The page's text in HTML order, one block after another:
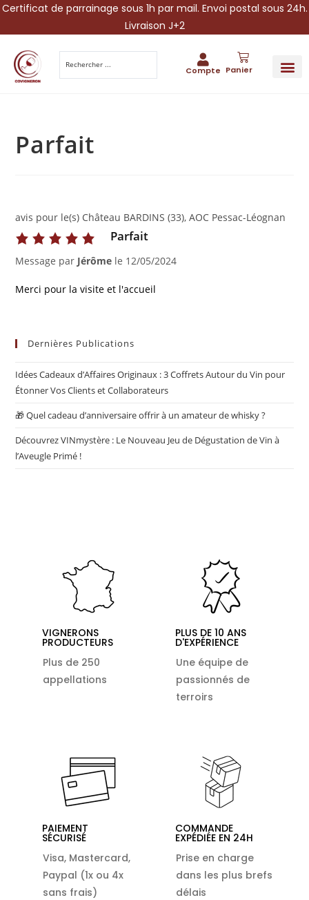
Certificat de parrainage sous 1h par mail. Envoi postal sous 24h.
Livraison J+2
Compte Panier
Parfait
avis pour le(s) Château BARDINS (33), AOC Pessac-Léognan
Parfait
Message par Jérôme le 12/05/2024
Merci pour la visite et l'accueil
Dernières Publications
Idées Cadeaux d’Affaires Originaux : 3 Coffrets Autour du Vin pour
Étonner Vos Clients et Collaborateurs
🎁 Quel cadeau d’anniversaire offrir à un amateur de whisky ?
Découvrez VINmystère : Le Nouveau Jeu de Dégustation de Vin à
l’Aveugle Primé !
VIGNERONS
PRODUCTEURS
Plus de 250
appellations
PLUS DE 10 ANS
D'EXPÉRIENCE
Une équipe de
passionnés de
terroirs
PAIEMENT
SÉCURISÉ
Visa, Mastercard,
Paypal (1x ou 4x
sans frais)
COMMANDE
EXPÉDIÉE EN 24H
Prise en charge
dans les plus brefs
délais